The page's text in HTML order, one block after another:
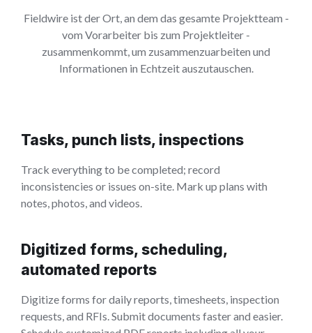
Fieldwire ist der Ort, an dem das gesamte Projektteam -
vom Vorarbeiter bis zum Projektleiter -
zusammenkommt, um zusammenzuarbeiten und
Informationen in Echtzeit auszutauschen.
Tasks, punch lists, inspections
Track everything to be completed; record
inconsistencies or issues on-site. Mark up plans with
notes, photos, and videos.
Digitized forms, scheduling,
automated reports
Digitize forms for daily reports, timesheets, inspection
requests, and RFIs. Submit documents faster and easier.